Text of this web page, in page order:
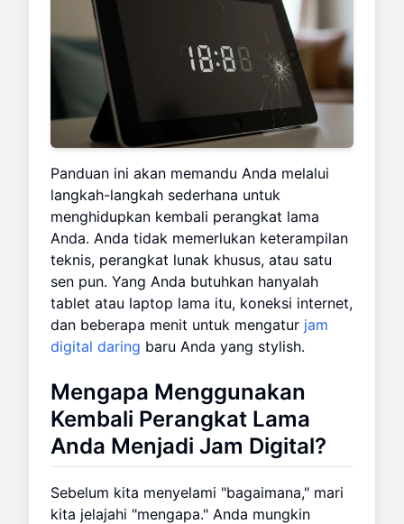
Panduan ini akan memandu Anda melalui
langkah-langkah sederhana untuk
menghidupkan kembali perangkat lama
Anda. Anda tidak memerlukan keterampilan
teknis, perangkat lunak khusus, atau satu
sen pun. Yang Anda butuhkan hanyalah
tablet atau laptop lama itu, koneksi internet,
dan beberapa menit untuk mengatur jam
digital daring baru Anda yang stylish.
Mengapa Menggunakan
Kembali Perangkat Lama
Anda Menjadi Jam Digital?
Sebelum kita menyelami "bagaimana," mari
kita jelajahi "mengapa." Anda mungkin